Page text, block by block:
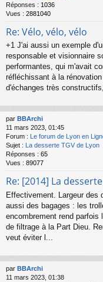
Réponses : 1036
Vues : 2881040
Re: Vélo, vélo, vélo
+1 J'ai aussi un exemple
responsable et visionnaire
performantes, qui m'avait
réfléchissant à la
d'échanges très
par BBArchi
11 mars 2023, 01:45
Forum : Le forum de Lyon en
Sujet : La desserte TGV de Lyon
Réponses : 65
Vues : 89077
Re: [2014] La
Effectivement. Largeur des
aussi des bagages : les
encombrement rend
de filtrage à la Part Dieu.
veut éviter l...
par BBArchi
11 mars 2023, 01:38